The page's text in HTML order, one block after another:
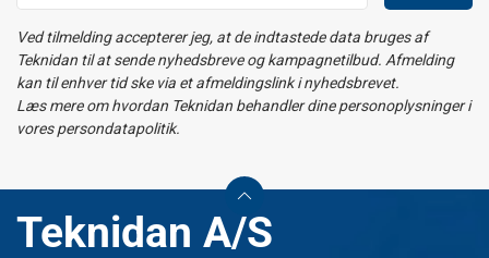
Ved tilmelding accepterer jeg, at de indtastede data bruges af
Teknidan til at sende nyhedsbreve og kampagnetilbud. Afmelding
kan til enhver tid ske via et afmeldingslink i nyhedsbrevet.
Læs mere om hvordan Teknidan behandler dine personoplysninger i
vores persondatapolitik.
Teknidan A/S